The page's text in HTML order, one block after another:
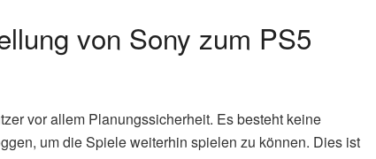
von Sony zum PS5
vor allem Planungssicherheit. Es besteht keine
um die Spiele weiterhin spielen zu können. Dies ist